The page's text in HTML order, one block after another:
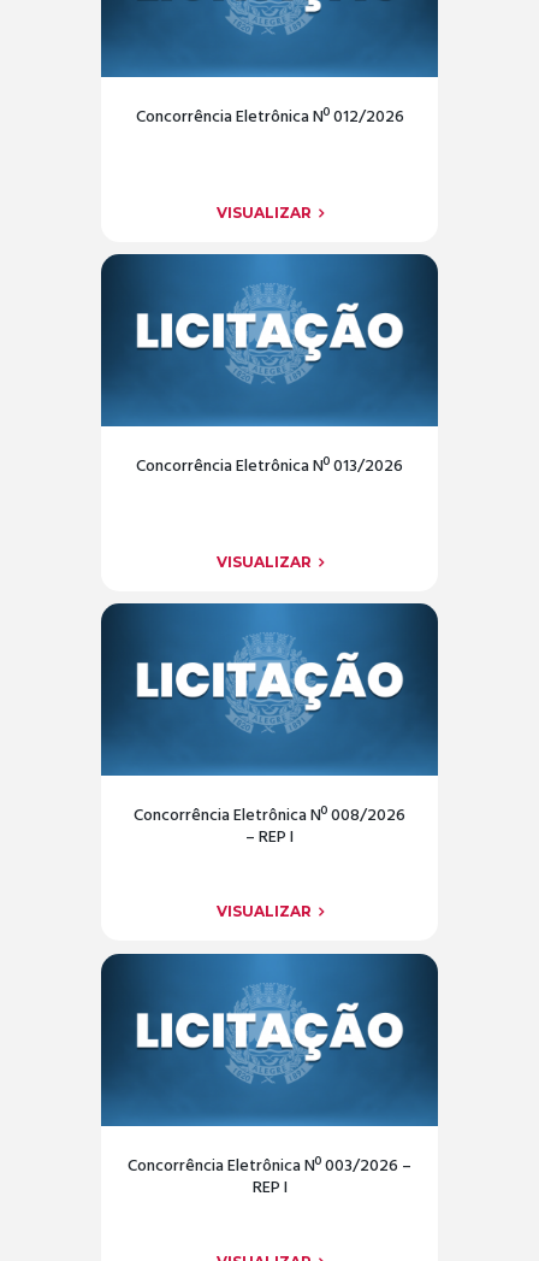
Concorrência Eletrônica Nº 012/2026
VISUALIZAR
Concorrência Eletrônica Nº 013/2026
VISUALIZAR
Concorrência Eletrônica Nº 008/2026
– REP I
VISUALIZAR
Concorrência Eletrônica Nº 003/2026 –
REP I